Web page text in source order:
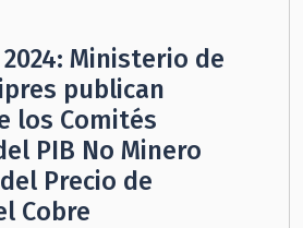
Ministerio de
publican
los Comités
PIB No Minero
Precio de
Cobre